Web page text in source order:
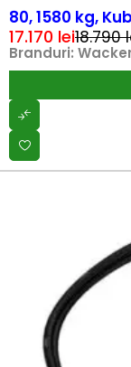
80, 1580 kg,
18.790
17.170 lei
Branduri: